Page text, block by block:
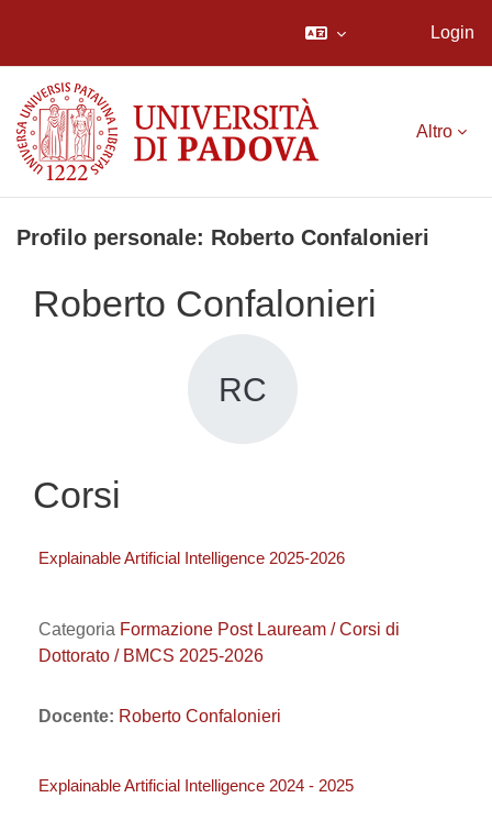
Login
Altro
Profilo personale: Roberto Confalonieri
Roberto Confalonieri
RC
Corsi
Explainable Artificial Intelligence 2025-2026
Categoria Formazione Post Lauream / Corsi di
Dottorato / BMCS 2025-2026
Docente: Roberto Confalonieri
Explainable Artificial Intelligence 2024 - 2025